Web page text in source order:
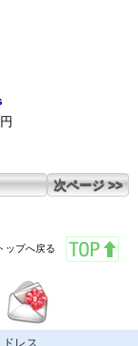
円
次ページ >>
ップへ戻る
レス,